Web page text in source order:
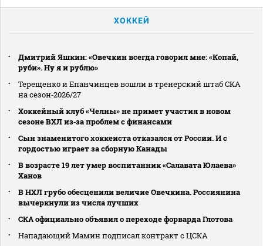
ХОККЕЙ
Дмитрий Яшкин: «Овечкин всегда говорил мне: «Копай,
руби». Ну я и рублю»
Терещенко и Епанчинцев вошли в тренерский штаб СКА
на сезон‑2026/27
Хоккейный клуб «Челны» не примет участия в новом
сезоне ВХЛ из‑за проблем с финансами
Сын знаменитого хоккеиста отказался от России. И с
гордостью играет за сборную Канады
В возрасте 19 лет умер воспитанник «Салавата Юлаева»
Ханов
В НХЛ грубо обесценили величие Овечкина. Россиянина
вычеркнули из числа лучших
СКА официально объявил о переходе форварда Глотова
Нападающий Мамин подписал контракт с ЦСКА